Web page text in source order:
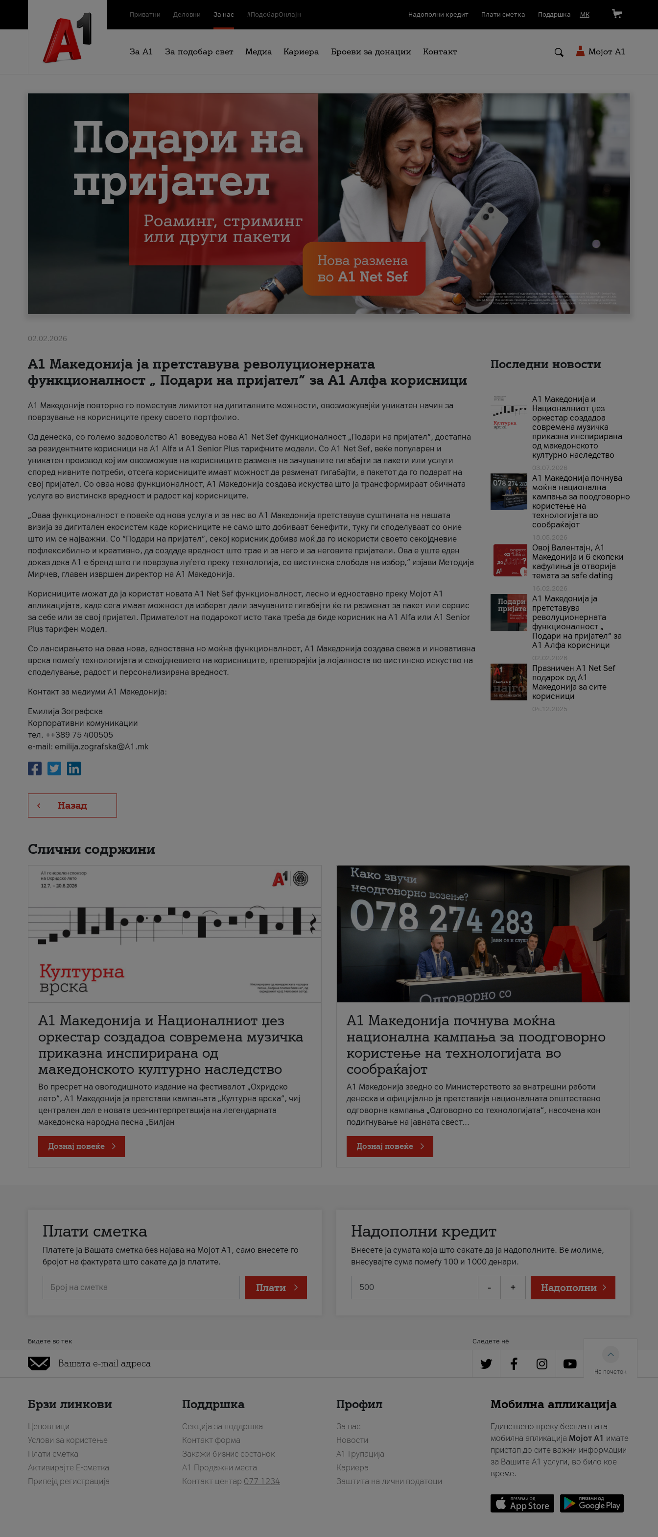
Приватни Деловни За нас #ПодобарОнлајн Надополни кредит Плати сметка Поддршка МК
За А1 За подобар свет Медиа Кариера Броеви за донации Контакт Мојот A1
02.02.2026
А1 Македонија ја претставува револуционерната
функционалност „ Подари на пријател“ за А1 Алфа корисници
А1 Македонија повторно го поместува лимитот на дигиталните можности, овозможувајќи уникатен начин за
поврзување на корисниците преку своето портфолио.
Од денеска, со големо задоволство А1 воведува нова A1 Net Sef функционалност „Подари на пријател“, достапна
за резидентните корисници на А1 Alfa и A1 Senior Plus тарифните модели. Со A1 Net Sef, веќе популарен и
уникатен производ кој им овозможува на корисниците размена на зачуваните гигабајти за пакети или услуги
според нивните потреби, отсега корисниците имаат можност да разменат гигабајти, а пакетот да го подарат на
свој пријател. Со оваа нова функционалност, А1 Македонија создава искуства што ја трансформираат обичната
услуга во вистинска вредност и радост кај корисниците.
„Оваа функционалност е повеќе од нова услуга и за нас во А1 Македонија претставува суштината на нашата
визија за дигитален екосистем каде корисниците не само што добиваат бенефити, туку ги споделуваат со оние
што им се најважни. Со “Подари на пријател”, секој корисник добива моќ да го искористи своето секојдневие
пофлексибилно и креативно, да создаде вредност што трае и за него и за неговите пријатели. Ова е уште еден
доказ дека А1 е бренд што ги поврзува луѓето преку технологија, со вистинска слобода на избор,“ изјави Методија
Мирчев, главен извршен директор на А1 Македонија.
Корисниците можат да ја користат новата А1 Net Sef функционалност, лесно и едноставно преку Мојот А1
апликацијата, каде сега имаат можност да изберат дали зачуваните гигабајти ќе ги разменат за пакет или сервис
за себе или за свој пријател. Примателот на подарокот исто така треба да биде корисник на А1 Alfa или A1 Senior
Plus тарифен модел.
Со лансирањето на оваа нова, едноставна но моќна функционалност, А1 Македонија создава свежа и иновативна
врска помеѓу технологијата и секојдневието на корисниците, претворајќи ја лојалноста во вистинско искуство на
споделување, радост и персонализирана вредност.
Контакт за медиуми А1 Македонија:
Емилија Зографска
Корпоративни комуникации
тел. ++389 75 400505
e-mail: emilija.zografska@A1.mk
Назад
Последни новости
А1 Македонија и
Националниот џез
оркестар создадоа
современа музичка
приказна инспирирана
од македонското
културно наследство
03.07.2026
A1 Македонија почнува
моќна национална
кампања за поодговорно
користење на
технологијата во
сообраќајот
18.05.2026
Овој Валентајн, A1
Македонија и 6 скопски
кафулиња ја отворија
темата за safe dating
16.02.2026
А1 Македонија ја
претставува
револуционерната
функционалност „
Подари на пријател“ за
А1 Алфа корисници
02.02.2026
Празничен A1 Net Sеf
подарок од А1
Македонија за сите
корисници
04.12.2025
Слични содржини
А1 Македонија и Националниот џез
оркестар создадоа современа музичка
приказна инспирирана од
македонското културно наследство
Во пресрет на овогодишното издание на фестивалот „Охридско
лето“, А1 Македонија ја претстави кампањата „Културна врска“, чиј
централен дел е новата џез-интерпретација на легендарната
македонска народна песна „Билјан
Дознај повеќе
A1 Македонија почнува моќна
национална кампања за поодговорно
користење на технологијата во
сообраќајот
A1 Македонија заедно со Министерството за внатрешни работи
денеска и официјално ја претставија националната општествено
одговорна кампања „Одговорно со технологијата“, насочена кон
подигнување на јавната свест...
Дознај повеќе
Плати сметка
Платете ја Вашата сметка без најава на Мојот А1, само внесете го
бројот на фактурата што сакате да ја платите.
Број на сметка Плати
Надополни кредит
Внесете ја сумата која што сакате да ја надополните. Ве молиме,
внесувајте сума помеѓу 100 и 1000 денари.
- + Надополни
Бидете во тек Следете нè
На почеток
Брзи линкови
Ценовници
Услови за користење
Плати сметка
Активирајте Е-сметка
Припејд регистрација
Поддршка
Секција за поддршка
Контакт форма
Закажи бизнис состанок
A1 Продажни места
Контакт центар 077 1234
Профил
За нас
Новости
А1 Групација
Кариера
Заштита на лични податоци
Мобилна апликација
Единствено преку бесплатната
мобилна апликација Мојот A1 имате
пристап до сите важни информации
за Вашите A1 услуги, во било кое
време.